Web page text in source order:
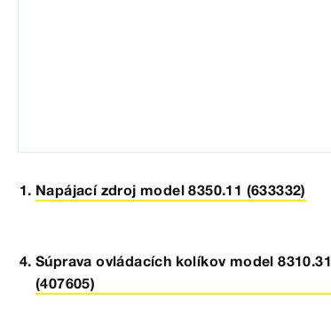
Napájací zdroj model 8350.11 (633332)
Súprava ovládacích kolíkov model 8310.31
(407605)